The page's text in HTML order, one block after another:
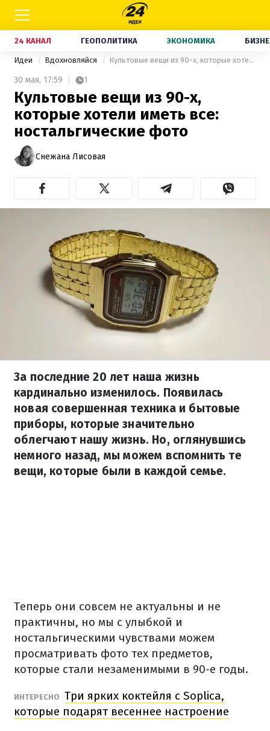
24 КАНАЛ ГЕОПОЛИТИКА ЭКОНОМИКА
Идеи Вдохновляйся Культовые вещи из 90-х, которые хотели иметь все: ностальгические фото
30 мая, 17:59 1
Культовые вещи из 90-х,
которые хотели иметь все:
ностальгические фото
Снежана Лисовая
За последние 20 лет наша жизнь
кардинально изменилось. Появилась
новая совершенная техника и бытовые
приборы, которые значительно
облегчают нашу жизнь. Но, оглянувшись
немного назад, мы можем вспомнить те
вещи, которые были в каждой семье.
Теперь они совсем не актуальны и не
практичны, но мы с улыбкой и
ностальгическими чувствами можем
просматривать фото тех предметов,
которые стали незаменимыми в 90-е годы.
ИНТЕРЕСНО Три ярких коктейля с Soplica,
которые подарят весеннее настроение